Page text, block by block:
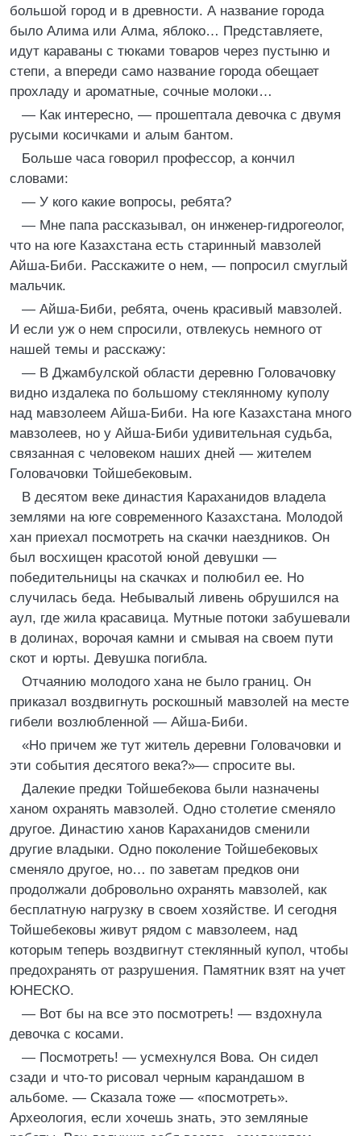
большой город и в древности. А название города
было Алима или Алма, яблоко… Представляете,
идут караваны с тюками товаров через пустыню и
степи, а впереди само название города обещает
прохладу и ароматные, сочные молоки…
— Как интересно, — прошептала девочка с двумя
русыми косичками и алым бантом.
Больше часа говорил профессор, а кончил
словами:
— У кого какие вопросы, ребята?
— Мне папа рассказывал, он инженер-гидрогеолог,
что на юге Казахстана есть старинный мавзолей
Айша-Биби. Расскажите о нем, — попросил смуглый
мальчик.
— Айша-Биби, ребята, очень красивый мавзолей.
И если уж о нем спросили, отвлекусь немного от
нашей темы и расскажу:
— В Джамбулской области деревню Головачовку
видно издалека по большому стеклянному куполу
над мавзолеем Айша-Биби. На юге Казахстана много
мавзолеев, но у Айша-Биби удивительная судьба,
связанная с человеком наших дней — жителем
Головачовки Тойшебековым.
В десятом веке династия Караханидов владела
землями на юге современного Казахстана. Молодой
хан приехал посмотреть на скачки наездников. Он
был восхищен красотой юной девушки —
победительницы на скачках и полюбил ее. Но
случилась беда. Небывалый ливень обрушился на
аул, где жила красавица. Мутные потоки забушевали
в долинах, ворочая камни и смывая на своем пути
скот и юрты. Девушка погибла.
Отчаянию молодого хана не было границ. Он
приказал воздвигнуть роскошный мавзолей на месте
гибели возлюбленной — Айша-Биби.
«Но причем же тут житель деревни Головачовки и
эти события десятого века?»— спросите вы.
Далекие предки Тойшебекова были назначены
ханом охранять мавзолей. Одно столетие сменяло
другое. Династию ханов Караханидов сменили
другие владыки. Одно поколение Тойшебековых
сменяло другое, но… по заветам предков они
продолжали добровольно охранять мавзолей, как
бесплатную нагрузку в своем хозяйстве. И сегодня
Тойшебековы живут рядом с мавзолеем, над
которым теперь воздвигнут стеклянный купол, чтобы
предохранять от разрушения. Памятник взят на учет
ЮНЕСКО.
— Вот бы на все это посмотреть! — вздохнула
девочка с косами.
— Посмотреть! — усмехнулся Вова. Он сидел
сзади и что-то рисовал черным карандашом в
альбоме. — Сказала тоже — «посмотреть».
Археология, если хочешь знать, это земляные